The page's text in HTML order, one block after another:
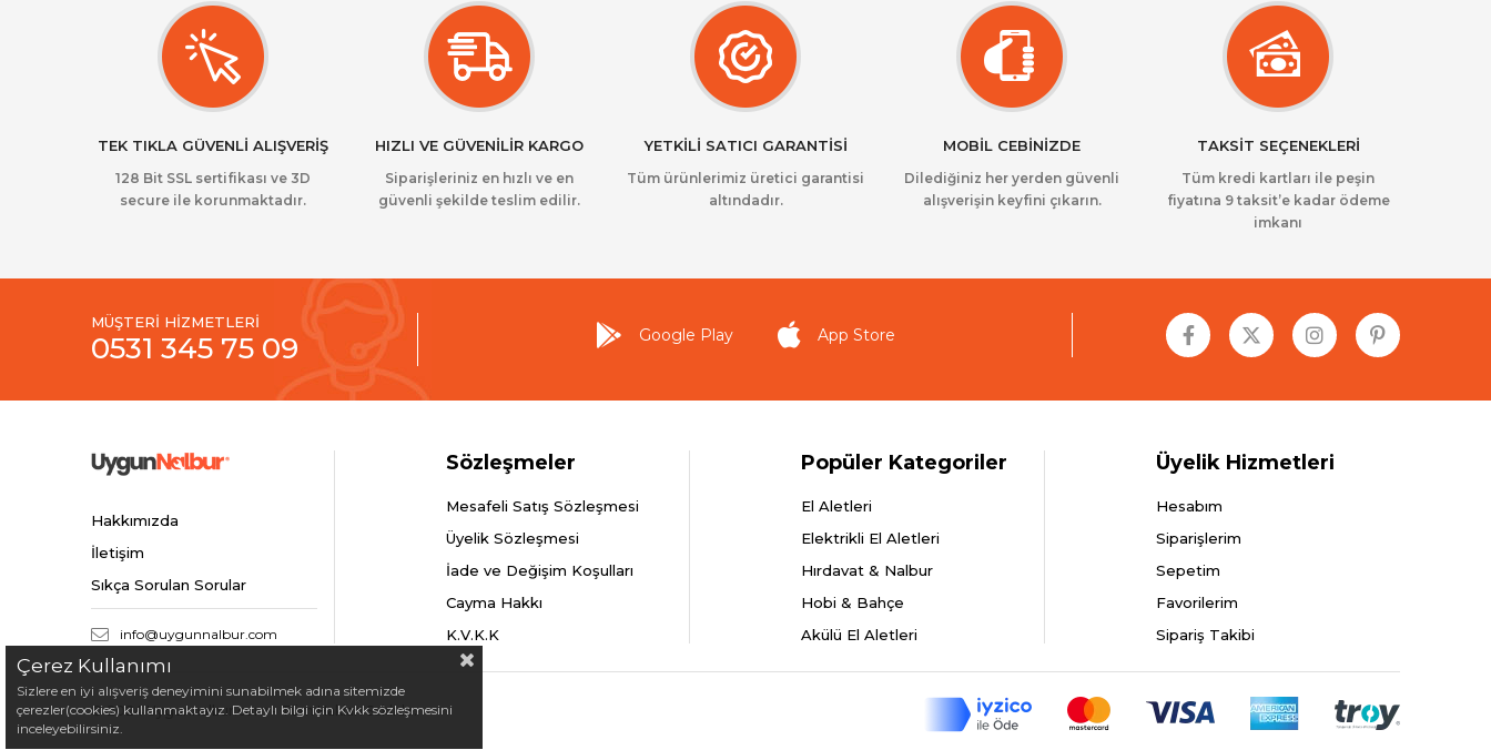
TEK TIKLA GÜVENLİ ALIŞVERİŞ
128 Bit SSL sertifikası ve 3D
secure ile korunmaktadır.
HIZLI VE GÜVENİLİR KARGO
Siparişleriniz en hızlı ve en
güvenli şekilde teslim edilir.
YETKİLİ SATICI GARANTİSİ
Tüm ürünlerimiz üretici garantisi
altındadır.
MOBİL CEBİNİZDE
Dilediğiniz her yerden güvenli
alışverişin keyfini çıkarın.
TAKSİT SEÇENEKLERİ
Tüm kredi kartları ile peşin
fiyatına 9 taksit’e kadar ödeme
imkanı
MÜŞTERİ HİZMETLERİ
0531 345 75 09 Google Play App Store
Hakkımızda
İletişim
Sıkça Sorulan Sorular
info@uygunnalbur.com
Sözleşmeler
Mesafeli Satış Sözleşmesi
Üyelik Sözleşmesi
İade ve Değişim Koşulları
Cayma Hakkı
K.V.K.K
Popüler Kategoriler
El Aletleri
Elektrikli El Aletleri
Hırdavat & Nalbur
Hobi & Bahçe
Akülü El Aletleri
Üyelik Hizmetleri
Hesabım
Siparişlerim
Sepetim
Favorilerim
Sipariş Takibi
© 2024 Uygunnalbur.com - Tüm Hakları Saklıdır.
Çerez Kullanımı
Sizlere en iyi alışveriş deneyimini sunabilmek adına sitemizde
çerezler(cookies) kullanmaktayız. Detaylı bilgi için Kvkk sözleşmesini
inceleyebilirsiniz.